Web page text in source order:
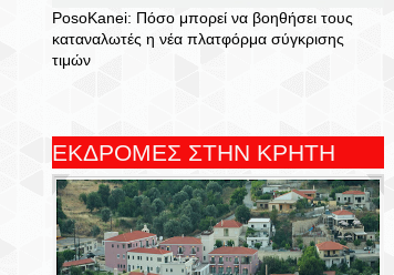
PosoKanei: Πόσο μπορεί να βοηθήσει τους
καταναλωτές η νέα πλατφόρμα σύγκρισης
τιμών
ΕΚΔΡΟΜΕΣ ΣΤΗΝ ΚΡΗΤΗ